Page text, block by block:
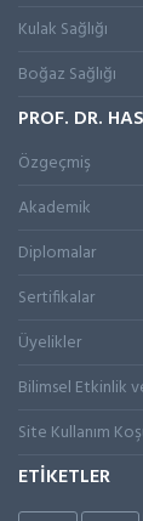
Kulak Sağlığı
Boğaz Sağlığı
PROF. DR.
Özgeçmiş
Akademik
Diplomalar
Sertifikalar
Üyelikler
Bilimsel Etkinlik
Site Kullanım
ETİKETLER